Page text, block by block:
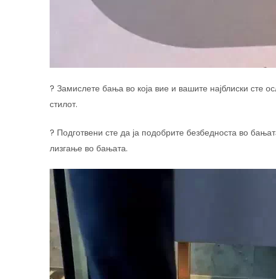
? Замислете бања во која вие и вашите најблиски сте
стилот.
? Подготвени сте да ја подобрите безбедноста во
лизгање во бањата.